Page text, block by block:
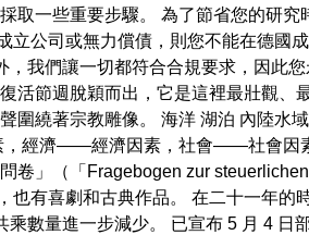
取一些重要步驟。 為了節省您的研
立公司或無力償債，則您不能在德國
，我們讓一切都符合合規要求，因此
活節週脫穎而出，它是這裡最壯觀
圍繞著宗教雕像。 海洋 湖泊 內陸水
經濟——經濟因素，社會——社會因
卷」（「Fragebogen zur
也有喜劇和古典作品。 在二十一年的
乘數量進一步減少。 已宣布 5 月 4